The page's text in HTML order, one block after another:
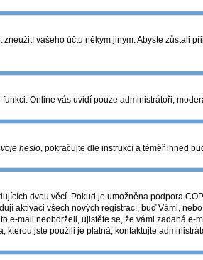
vašeho účtu někým jiným. Abyste zůstali
funkci. Online vás uvidí pouze administrátoři,
heslo, pokračujte dle instrukcí a téměř ihned
dvou věcí. Pokud je umožněna podpora
aktivaci všech nových registrací, buď Vámi,
mail neobdrželi, ujistěte se, že vámi zadaná
kterou jste použili je platná, kontaktujte